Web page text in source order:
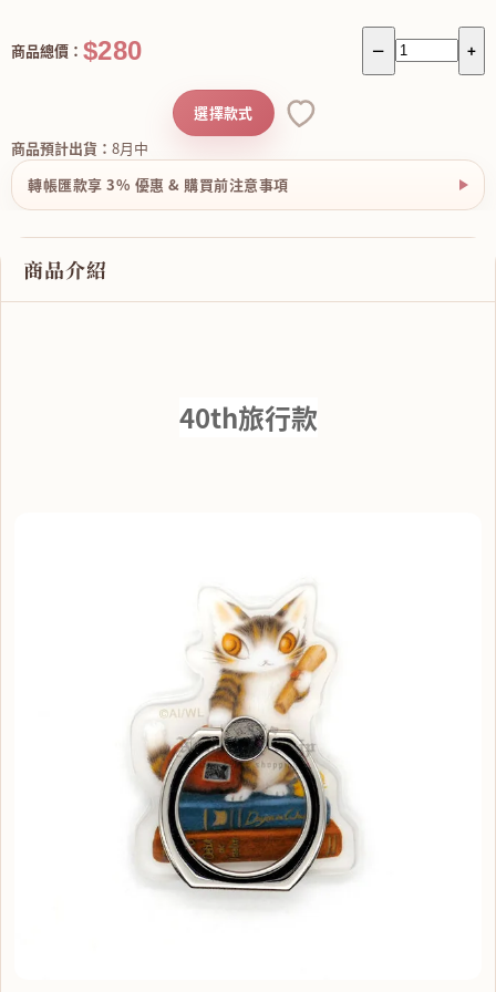
－ +
商品總價： $280
商品預計出貨： 8月中
選擇款式
轉帳匯款享 3% 優惠 & 購買前注意事項
商品介紹
40th旅行款